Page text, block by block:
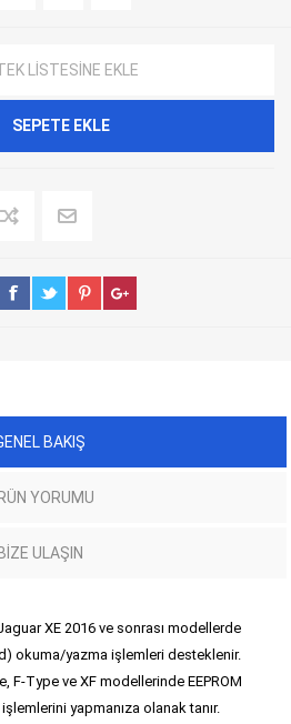
LISTESINE EKLE
SEPETE EKLE
BAKIŞ
YORUMU
BIZE ULAŞIN
XE 2016 ve sonrası modellerde
okuma/yazma işlemleri desteklenir.
F-Type ve XF modellerinde EEPROM
yapmanıza olanak tanır.